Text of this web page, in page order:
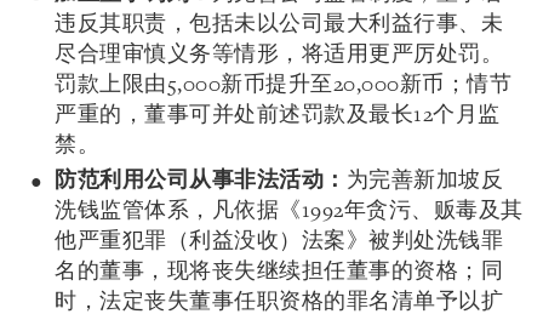
违反其职责，包括未以公司最大利益行事、未
尽合理审慎义务等情形，将适用更严厉处罚。
罚款上限由5,000新币提升至20,000新币；情节
严重的，董事可并处前述罚款及最长12个月监
禁。
防范利用公司从事非法活动： 为完善新加坡反
洗钱监管体系，凡依据《1992年贪污、贩毒及其
他严重犯罪（利益没收）法案》被判处洗钱罪
名的董事，现将丧失继续担任董事的资格；同
时，法定丧失董事任职资格的罪名清单予以扩